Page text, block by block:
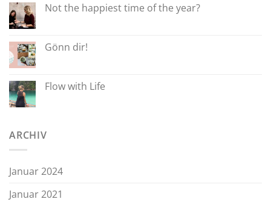
Not the happiest time of the year?
Gönn dir!
Flow with Life
ARCHIV
Januar 2024
Januar 2021